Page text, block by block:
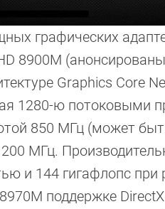
графических
8900M
Graphics Core
1280-ю потоковыми
850 МГц (может
МГц.
и 144 гигафлопс при
поддержке